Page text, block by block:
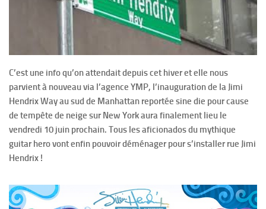
C’est une info qu’on attendait depuis cet hiver et elle nous
parvient à nouveau via l’agence YMP, l’inauguration de la Jimi
Hendrix Way au sud de Manhattan reportée sine die pour cause
de tempête de neige sur New York aura finalement lieu le
vendredi 10 juin prochain. Tous les aficionados du mythique
guitar hero vont enfin pouvoir déménager pour s’installer rue Jimi
Hendrix !